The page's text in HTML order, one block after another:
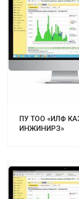
ПУ ТОО «ИЛФ
ИНЖИНИРЗ»